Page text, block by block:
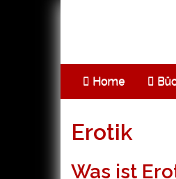
Home
Erotik
Was ist